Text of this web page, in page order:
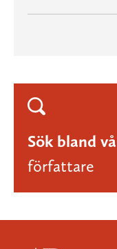
Sök bland
författare